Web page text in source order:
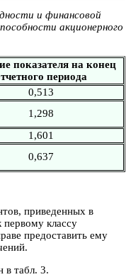
и финансовой
акционерного
показателя на конец
периода
0,513
1,298
1,601
0,637
приведенных в
первому классу
предоставить ему
в табл. 3.